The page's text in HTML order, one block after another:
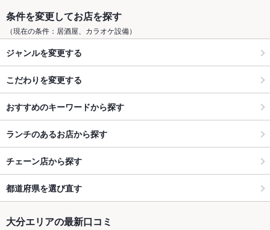
条件を変更してお店を探す
（現在の条件：居酒屋、カラオケ設備）
ジャンルを変更する
こだわりを変更する
おすすめのキーワードから探す
ランチのあるお店から探す
チェーン店から探す
都道府県を選び直す
大分エリアの最新口コミ